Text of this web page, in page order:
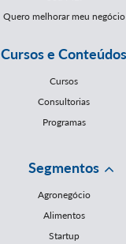
Quero melhorar meu negócio
Cursos e Conteúdos
Cursos
Consultorias
Programas
Segmentos
Agronegócio
Alimentos
Startup